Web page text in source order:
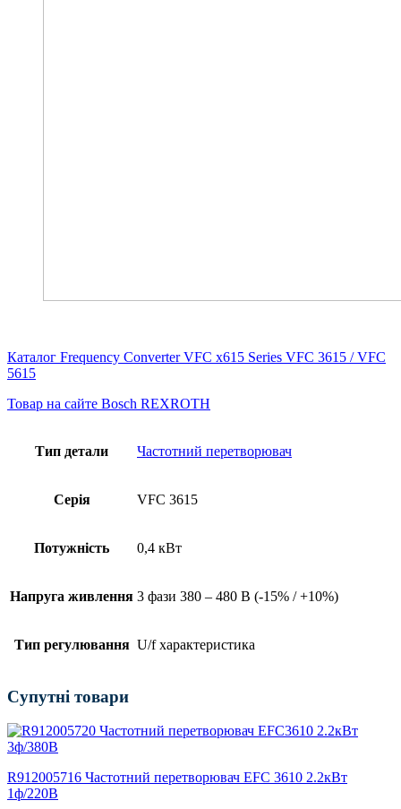
Каталог Frequency Converter VFC x615 Series VFC 3615 / VFC
5615
Товар на сайте Bosch REXROTH
Тип детали Частотний перетворювач
Серія VFC 3615
Потужність 0,4 кВт
Напруга живлення 3 фази 380 – 480 В (-15% / +10%)
Тип регулювання U/f характеристика
Супутні товари
R912005716 Частотний перетворювач EFC 3610 2.2кВт
1ф/220В